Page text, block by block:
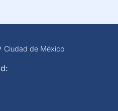
Ciudad de México